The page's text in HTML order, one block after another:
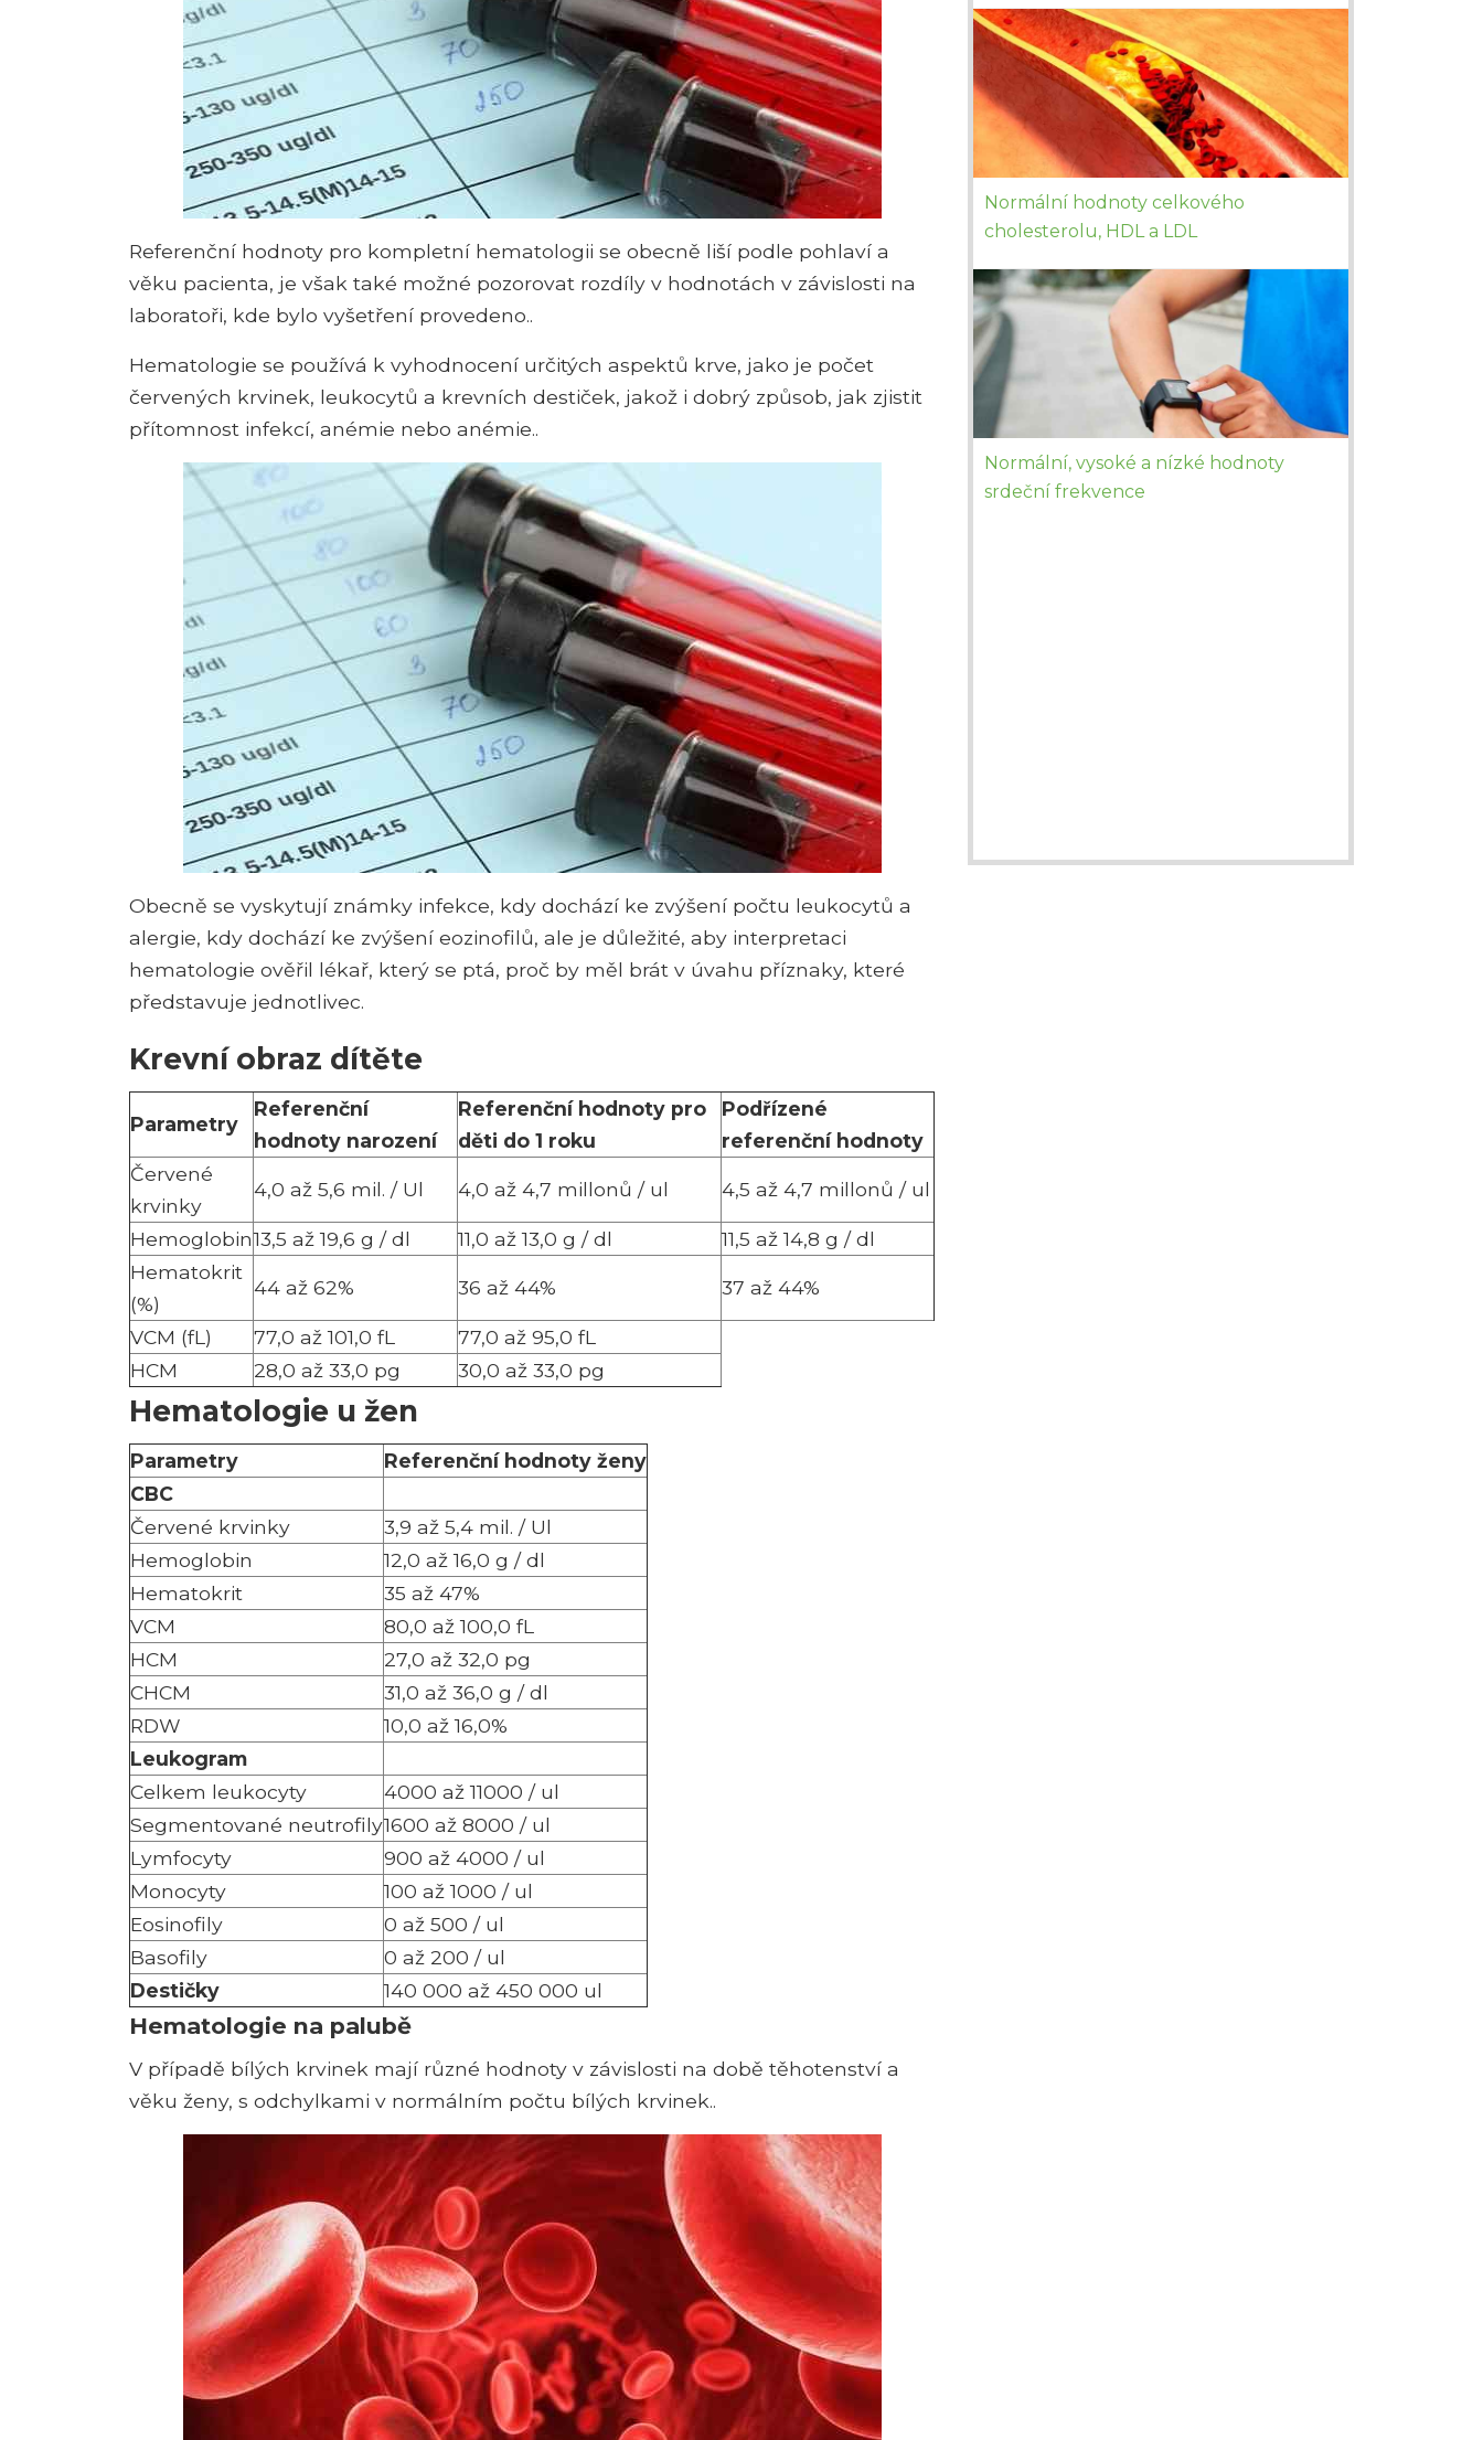
Referenční hodnoty pro kompletní hematologii se obecně liší podle pohlaví a
věku pacienta, je však také možné pozorovat rozdíly v hodnotách v závislosti na
laboratoři, kde bylo vyšetření provedeno..
Hematologie se používá k vyhodnocení určitých aspektů krve, jako je počet
červených krvinek, leukocytů a krevních destiček, jakož i dobrý způsob, jak zjistit
přítomnost infekcí, anémie nebo anémie..
Obecně se vyskytují známky infekce, kdy dochází ke zvýšení počtu leukocytů a
alergie, kdy dochází ke zvýšení eozinofilů, ale je důležité, aby interpretaci
hematologie ověřil lékař, který se ptá, proč by měl brát v úvahu příznaky, které
představuje jednotlivec.
Krevní obraz dítěte
Parametry
Referenční
hodnoty narození
Referenční hodnoty pro
děti do 1 roku
Podřízené
referenční hodnoty
Červené
krvinky
4,0 až 5,6 mil. / Ul 4,0 až 4,7 millonů / ul 4,5 až 4,7 millonů / ul
Hemoglobin13,5 až 19,6 g / dl 11,0 až 13,0 g / dl
11,5 až 14,8 g / dl
Hematokrit
(%)
44 až 62% 36 až 44% 37 až 44%
VCM (fL) 77,0 až 101,0 fL
77,0 až 95,0 fL
HCM
28,0 až 33,0 pg 30,0 až 33,0 pg
Hematologie u žen
Parametry
Referenční hodnoty ženy
CBC
Červené krvinky
3,9 až 5,4 mil. / Ul
Hemoglobin
12,0 až 16,0 g / dl
Hematokrit
35 až 47%
VCM
80,0 až 100,0 fL
HCM
27,0 až 32,0 pg
CHCM
31,0 až 36,0 g / dl
RDW
10,0 až 16,0%
Leukogram
Celkem leukocyty
4000 až 11000 / ul
Segmentované neutrofily1600 až 8000 / ul
Lymfocyty
900 až 4000 / ul
Monocyty
100 až 1000 / ul
Eosinofily
0 až 500 / ul
Basofily
0 až 200 / ul
Destičky
140 000 až 450 000 ul
Hematologie na palubě
V případě bílých krvinek mají různé hodnoty v závislosti na době těhotenství a
věku ženy, s odchylkami v normálním počtu bílých krvinek..
Normální hodnoty celkového
cholesterolu, HDL a LDL
Normální, vysoké a nízké hodnoty
srdeční frekvence